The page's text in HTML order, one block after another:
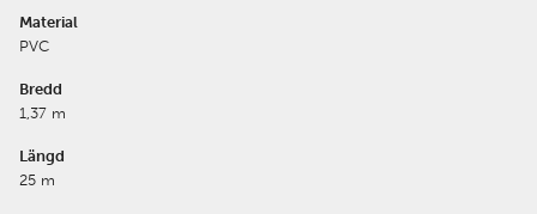
Material
PVC
Bredd
1,37 m
Längd
25 m